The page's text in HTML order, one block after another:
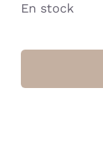
En stock